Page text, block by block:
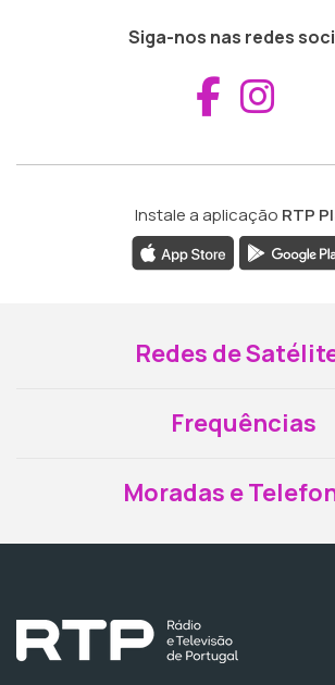
Siga-nos nas redes
Instale a aplicação RTP
Redes de
Frequências
Moradas e